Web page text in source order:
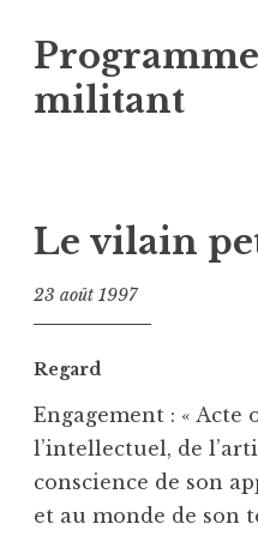
militant
Le vilain
23 août 1997
Regard
Engagement : « Acte
l’intellectuel, de
conscience de son
et au monde de son